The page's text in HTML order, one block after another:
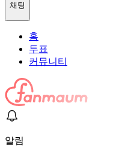
채팅
홈
투표
커뮤니티
알림